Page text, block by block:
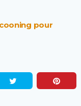
pour